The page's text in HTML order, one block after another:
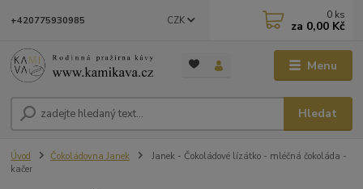
Menu
CZK
Hledat
+420775930985 0 ks
za 0,00 Kč
Úvod Čokoládovna Janek
Janek - Čokoládové lízátko - mléčná čokoláda -
kačer